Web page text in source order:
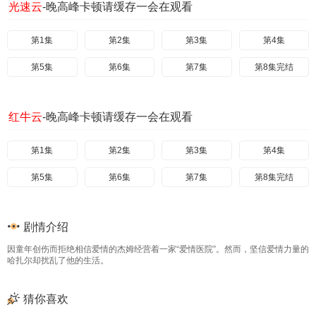
光速云-晚高峰卡顿请缓存一会在观看
第1集 第2集 第3集 第4集
第5集 第6集 第7集 第8集完结
红牛云-晚高峰卡顿请缓存一会在观看
第1集 第2集 第3集 第4集
第5集 第6集 第7集 第8集完结
剧情介绍
因童年创伤而拒绝相信爱情的杰姆经营着一家“爱情医院”。然而，坚信爱情力量的
哈扎尔却扰乱了他的生活。
猜你喜欢